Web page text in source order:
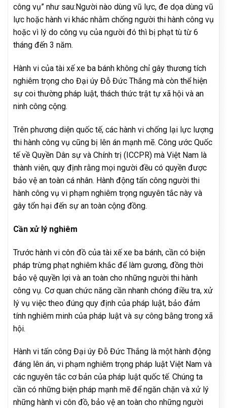
công vụ” như sau:Người nào dùng vũ lực, đe dọa dùng vũ
lực hoặc hành vi khác nhằm chống người thi hành công vụ
hoặc vì lý do công vụ của người đó thì bị phạt tù từ 6
tháng đến 3 năm.
Hành vi của tài xế xe ba bánh không chỉ gây thương tích
nghiêm trọng cho Đại úy Đỗ Đức Thắng mà còn thể hiện
sự coi thường pháp luật, thách thức trật tự xã hội và an
ninh công cộng.
Trên phương diện quốc tế, các hành vi chống lại lực lượng
thi hành công vụ cũng bị lên án mạnh mẽ. Công ước Quốc
tế về Quyền Dân sự và Chính trị (ICCPR) mà Việt Nam là
thành viên, quy định rằng mọi người đều có quyền được
bảo vệ an toàn cá nhân. Hành động tấn công người thi
hành công vụ vi phạm nghiêm trọng nguyên tắc này và
gây tổn hại đến sự an toàn cộng đồng.
Cần xử lý nghiêm
Trước hành vi côn đồ của tài xế xe ba bánh, cần có biện
pháp trừng phạt nghiêm khắc để làm gương, đồng thời
bảo vệ quyền lợi và an toàn cho những người thi hành
công vụ. Cơ quan chức năng cần nhanh chóng điều tra, xử
lý vụ việc theo đúng quy định của pháp luật, bảo đảm
tính nghiêm minh của pháp luật và sự công bằng trong xã
hội.
Hành vi tấn công Đại úy Đỗ Đức Thắng là một hành động
đáng lên án, vi phạm nghiêm trọng pháp luật Việt Nam và
các nguyên tắc cơ bản của pháp luật quốc tế. Chúng ta
cần có những biện pháp mạnh mẽ để ngăn chặn và xử lý
những hành vi côn đồ, bảo vệ an toàn cho những người